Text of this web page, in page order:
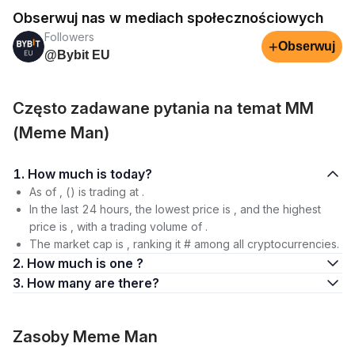
Obserwuj nas w mediach społecznościowych
Followers
@Bybit EU
+Obserwuj
Często zadawane pytania na temat MM
(Meme Man)
1. How much is today?
As of , () is trading at .
In the last 24 hours, the lowest price is , and the highest
price is , with a trading volume of .
The market cap is , ranking it # among all cryptocurrencies.
2. How much is one ?
3. How many are there?
Zasoby Meme Man